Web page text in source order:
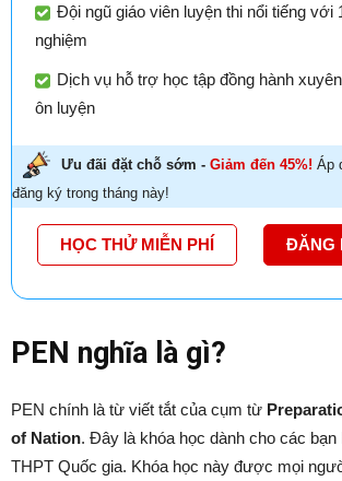
Đội ngũ giáo viên luyện thi nổi tiếng với
nghiệm
Dịch vụ hỗ trợ học tập đồng hành
ôn luyện
Ưu đãi đặt chỗ sớm - Giảm đến 45%! Áp
đăng ký trong tháng này!
HỌC THỬ MIỄN PHÍ ĐĂNG
PEN nghĩa là gì?
PEN chính là từ viết tắt của cụm từ
of Nation. Đây là khóa học dành cho các bạn
THPT Quốc gia. Khóa học này được mọi